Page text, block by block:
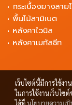
• กระเบื้องยางลาย
• พื้นไม้ลามิเนต
• หลังคาไวนิล
• หลังคาเมทัลชีท
เว็บไซต์นี้มีการใช้ง
ในการใช้งานเว็บไซ
ได้ที่นโยบายความเ